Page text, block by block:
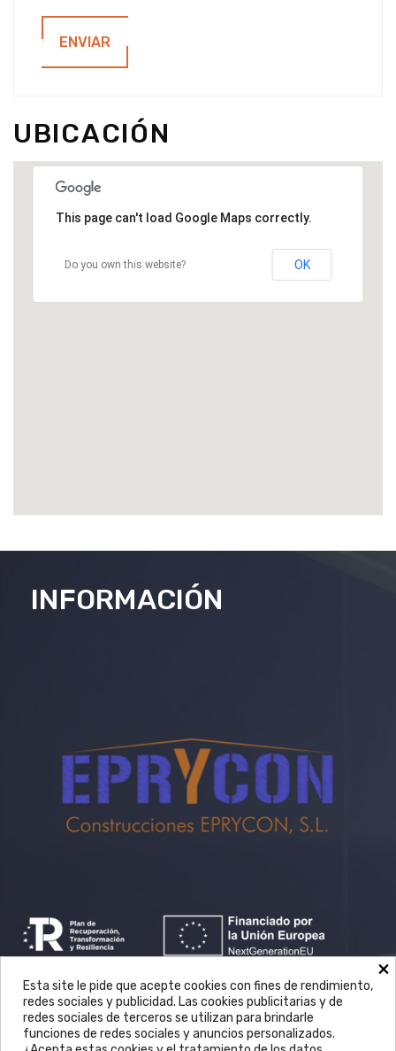
ENVIAR
UBICACIÓN
This page can't load Google Maps correctly.
Do you own this website? OK
INFORMACIÓN
×
Esta site le pide que acepte cookies con fines de rendimiento,
redes sociales y publicidad. Las cookies publicitarias y de
redes sociales de terceros se utilizan para brindarle
funciones de redes sociales y anuncios personalizados.